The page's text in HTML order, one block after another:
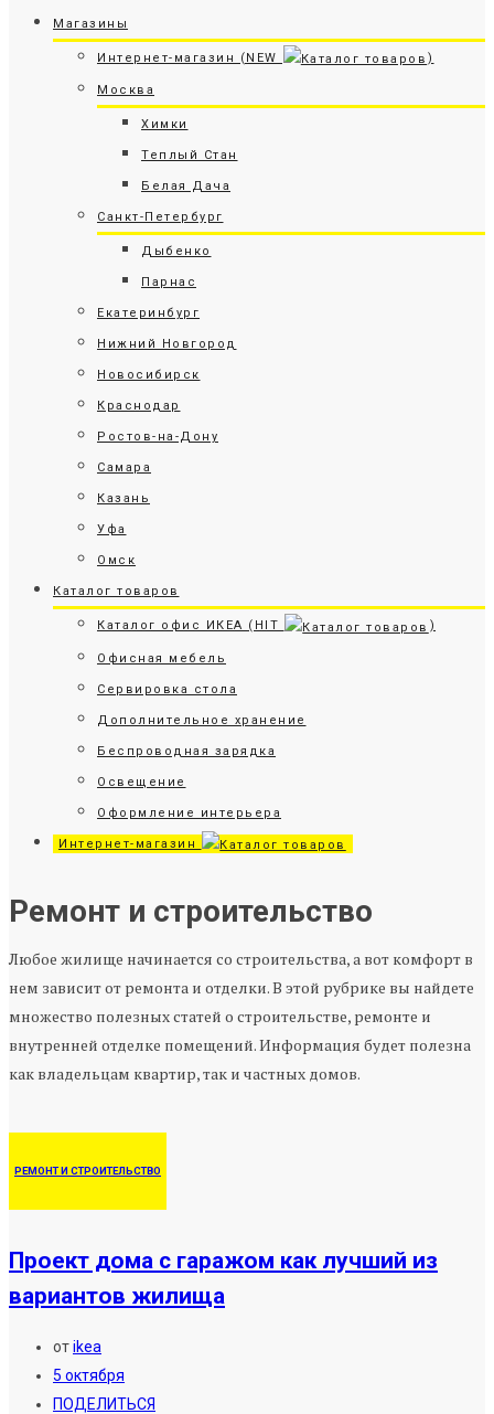
Магазины
Интернет-магазин (NEW )
Москва
Химки
Теплый Стан
Белая Дача
Санкт-Петербург
Дыбенко
Парнас
Екатеринбург
Нижний Новгород
Новосибирск
Краснодар
Ростов-на-Дону
Самара
Казань
Уфа
Омск
Каталог товаров
Каталог офис ИКЕА (HIT )
Офисная мебель
Сервировка стола
Дополнительное хранение
Беспроводная зарядка
Освещение
Оформление интерьера
Интернет-магазин
Ремонт и строительство
Любое жилище начинается со строительства, а вот комфорт в
нем зависит от ремонта и отделки. В этой рубрике вы найдете
множество полезных статей о строительстве, ремонте и
внутренней отделке помещений. Информация будет полезна
как владельцам квартир, так и частных домов.
РЕМОНТ И СТРОИТЕЛЬСТВО
Проект дома с гаражом как лучший из
вариантов жилища
отikea
5 октября
ПОДЕЛИТЬСЯ